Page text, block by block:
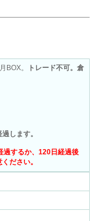
BOX。
トレード不可。倉
します。
過するか、120日経過後
ださい。